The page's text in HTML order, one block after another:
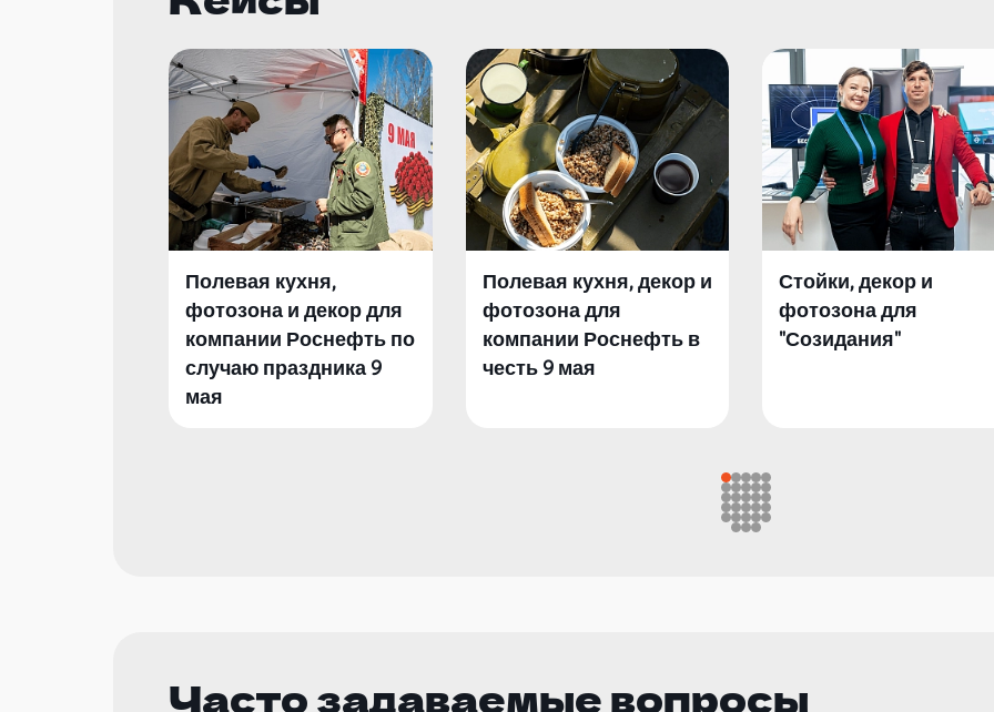
Полевая кухня,
фотозона и декор для
компании Роснефть по
случаю праздника 9
мая
Полевая кухня, декор и
фотозона для
компании Роснефть в
честь 9 мая
Стойки, декор и
фотозона для
"Созидания"
Часто задаваемые вопросы